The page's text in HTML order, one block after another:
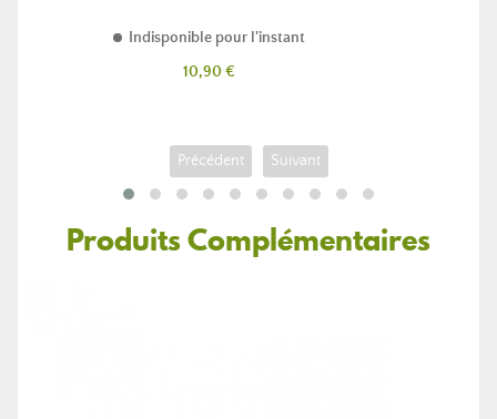
Indisponible pour l'instant
Prix
10,90 €
Précédent Suivant
Produits Complémentaires